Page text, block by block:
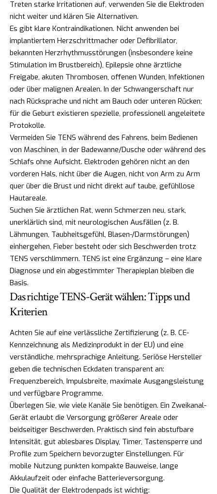
Treten starke Irritationen auf, verwenden Sie die Elektroden
nicht weiter und klären Sie Alternativen.
Es gibt klare Kontraindikationen. Nicht anwenden bei
implantiertem Herzschrittmacher oder Defibrillator,
bekannten Herzrhythmusstörungen (insbesondere keine
Stimulation im Brustbereich), Epilepsie ohne ärztliche
Freigabe, akuten Thrombosen, offenen Wunden, Infektionen
oder über malignen Arealen. In der Schwangerschaft nur
nach Rücksprache und nicht am Bauch oder unteren Rücken;
für die Geburt existieren spezielle, professionell angeleitete
Protokolle.
Vermeiden Sie TENS während des Fahrens, beim Bedienen
von Maschinen, in der Badewanne/Dusche oder während des
Schlafs ohne Aufsicht. Elektroden gehören nicht an den
vorderen Hals, nicht über die Augen, nicht von Arm zu Arm
quer über die Brust und nicht direkt auf taube, gefühllose
Hautareale.
Suchen Sie ärztlichen Rat, wenn Schmerzen neu, stark,
unerklärlich sind, mit neurologischen Ausfällen (z. B.
Lähmungen, Taubheitsgefühl, Blasen-/Darmstörungen)
einhergehen, Fieber besteht oder sich Beschwerden trotz
TENS verschlimmern. TENS ist eine Ergänzung – eine klare
Diagnose und ein abgestimmter Therapieplan bleiben die
Basis.
Das richtige TENS-Gerät wählen: Tipps und
Kriterien
Achten Sie auf eine verlässliche Zertifizierung (z. B. CE-
Kennzeichnung als Medizinprodukt in der EU) und eine
verständliche, mehrsprachige Anleitung. Seriöse Hersteller
geben die technischen Eckdaten transparent an:
Frequenzbereich, Impulsbreite, maximale Ausgangsleistung
und verfügbare Programme.
Überlegen Sie, wie viele Kanäle Sie benötigen. Ein Zweikanal-
Gerät erlaubt die Versorgung größerer Areale oder
beidseitiger Beschwerden. Praktisch sind fein abstufbare
Intensität, gut ablesbares Display, Timer, Tastensperre und
Profile zum Speichern bevorzugter Einstellungen. Für
mobile Nutzung punkten kompakte Bauweise, lange
Akkulaufzeit oder einfache Batterieversorgung.
Die Qualität der Elektrodenpads ist wichtig: